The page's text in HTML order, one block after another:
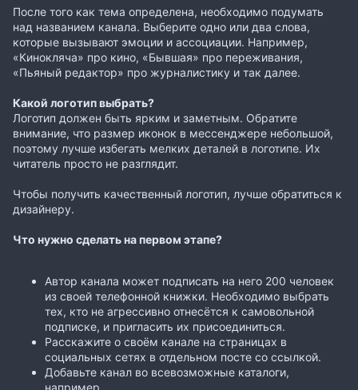
После того как тема определена, необходимо подумать
над названием канала. Выберите одно или два слова,
которые вызывают эмоции и ассоциации. Например,
«Кинокляча» про кино, «Бывшая» про переживания,
«Пьяный редактор» про журналистику и так далее.
Какой логотип выбрать?
Логотип должен быть ярким и заметным. Обратите
внимание, что размер иконок в мессенджере небольшой,
поэтому лучше избегать мелких деталей в логотипе. Их
читатель просто не разглядит.
Чтобы получить качественный логотип, лучше обратиться к
дизайнеру.
Что нужно сделать на первом этапе?
Автор канала может подписать на него 200 человек
из своей телефонной книжки. Необходимо выбрать
тех, кто не агрессивно отнесётся к самовольной
подписке, и пригласить их присоединиться.
Расскажите о своём канале на страницах в
социальных сетях в отдельном посте со ссылкой.
Добавьте канал во всевозможные каталоги,
например